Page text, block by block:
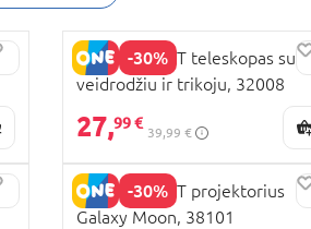
-30%
EASTCOLIGHT teleskopas su
veidrodžiu ir trikoju, 32008
27,99 €
39,99 €
-30%
EASTCOLIGHT projektorius
Galaxy Moon, 38101